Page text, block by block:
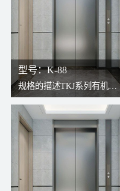
型号：K-88
规格的描述TKJ系列有机房
轮曳引机结合，更高效更稳
定。因曳引机安装于井道上
方，轿厢可以充分占用井
道，故可将轿厢打造得更宽
敞。检修过程安全、方便。